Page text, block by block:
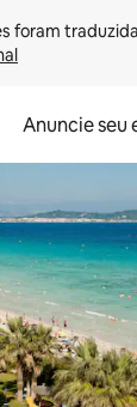
Anuncie seu